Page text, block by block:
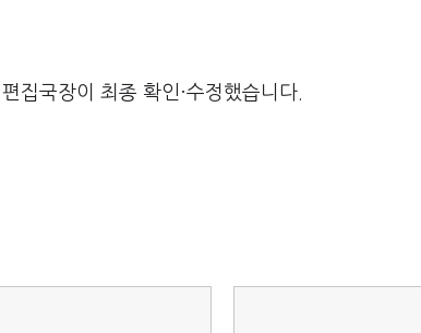
집국장이 최종 확인·수정했습니다.